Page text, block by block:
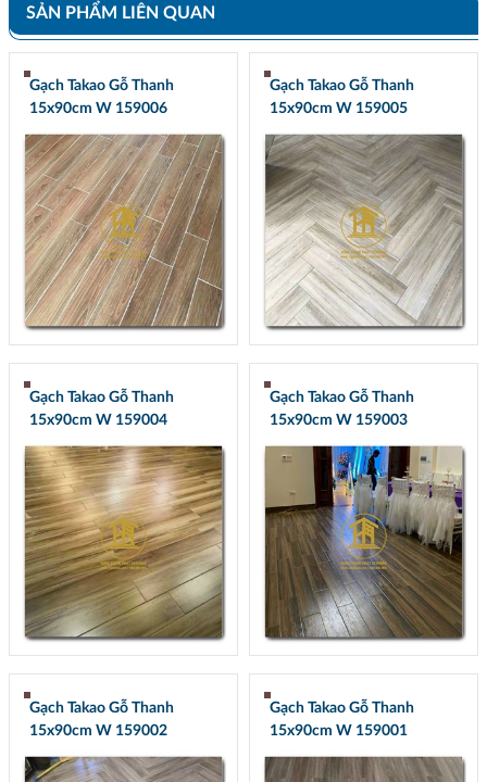
SẢN PHẨM LIÊN QUAN
Gạch Takao Gỗ Thanh
15x90cm W 159006
Gạch Takao Gỗ Thanh
15x90cm W 159005
Gạch Takao Gỗ Thanh
15x90cm W 159004
Gạch Takao Gỗ Thanh
15x90cm W 159003
Gạch Takao Gỗ Thanh
15x90cm W 159002
Gạch Takao Gỗ Thanh
15x90cm W 159001